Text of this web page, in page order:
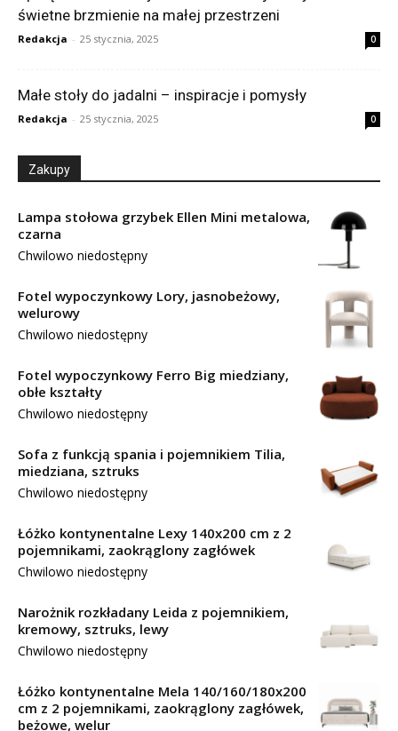
świetne brzmienie na małej przestrzeni
Redakcja - 25 stycznia, 2025 0
Małe stoły do jadalni – inspiracje i pomysły
Redakcja - 25 stycznia, 2025 0
Zakupy
Lampa stołowa grzybek Ellen Mini metalowa,
czarna
Chwilowo niedostępny
Fotel wypoczynkowy Lory, jasnobeżowy,
welurowy
Chwilowo niedostępny
Fotel wypoczynkowy Ferro Big miedziany,
obłe kształty
Chwilowo niedostępny
Sofa z funkcją spania i pojemnikiem Tilia,
miedziana, sztruks
Chwilowo niedostępny
Łóżko kontynentalne Lexy 140x200 cm z 2
pojemnikami, zaokrąglony zagłówek
Chwilowo niedostępny
Narożnik rozkładany Leida z pojemnikiem,
kremowy, sztruks, lewy
Chwilowo niedostępny
Łóżko kontynentalne Mela 140/160/180x200
cm z 2 pojemnikami, zaokrąglony zagłówek,
beżowe, welur